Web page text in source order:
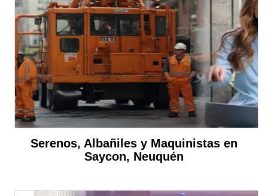
Serenos, Albañiles y Maquinistas en
Saycon, Neuquén